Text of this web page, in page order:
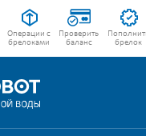
Операции с
брелоками
Проверить
баланс
брелок